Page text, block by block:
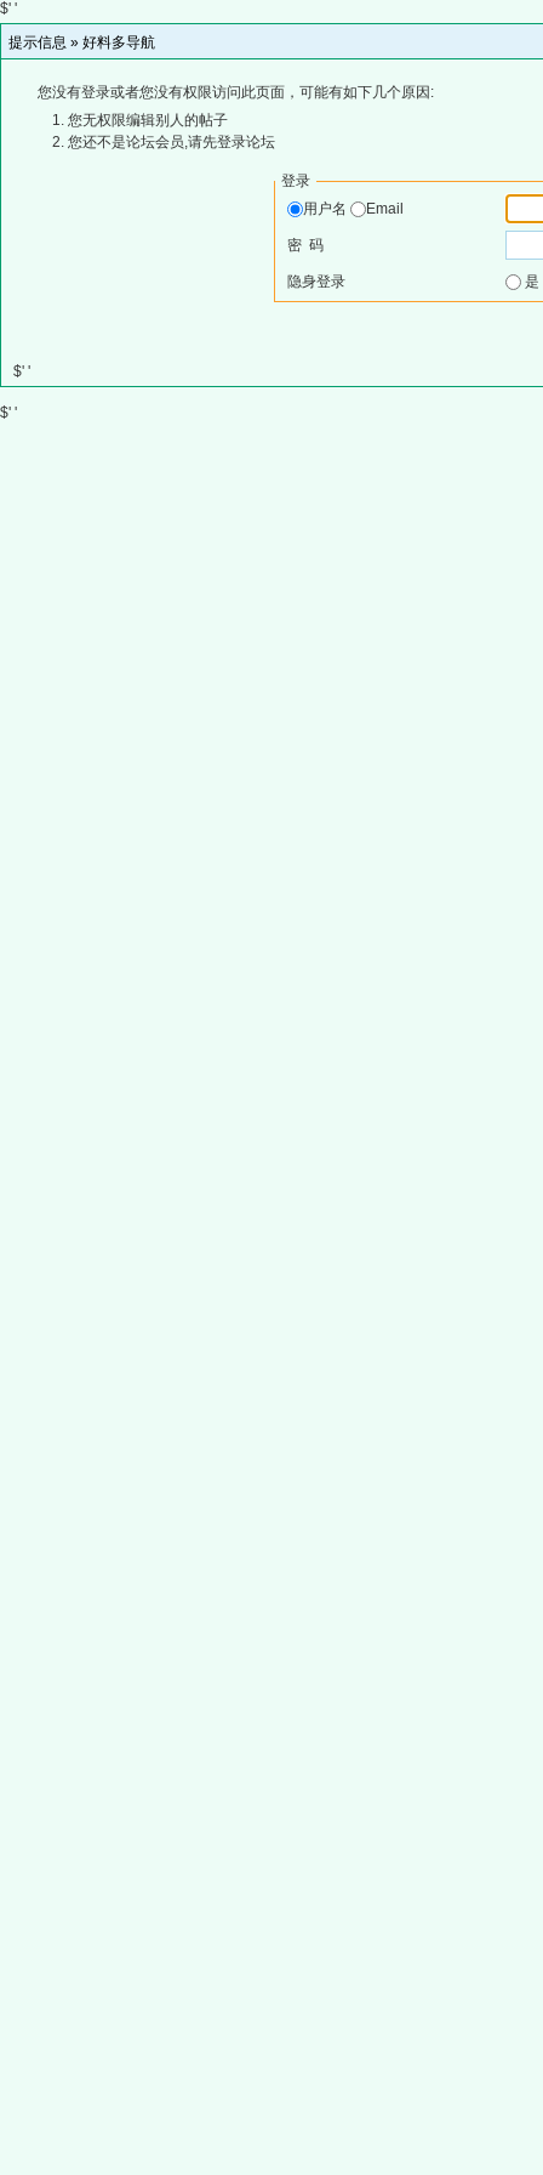
$' '
提示信息 » 好料多导航
您没有登录或者您没有权限访问此页面，可能有如下几个原因:
您无权限编辑别人的帖子
您还不是论坛会员,请先登录论坛
登录
用户名
Email
密 码
隐身登录
$' '
$' '